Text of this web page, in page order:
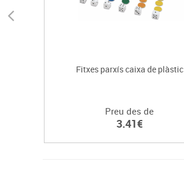
Fitxes parxís caixa de plàstic
Preu des de
3.41€